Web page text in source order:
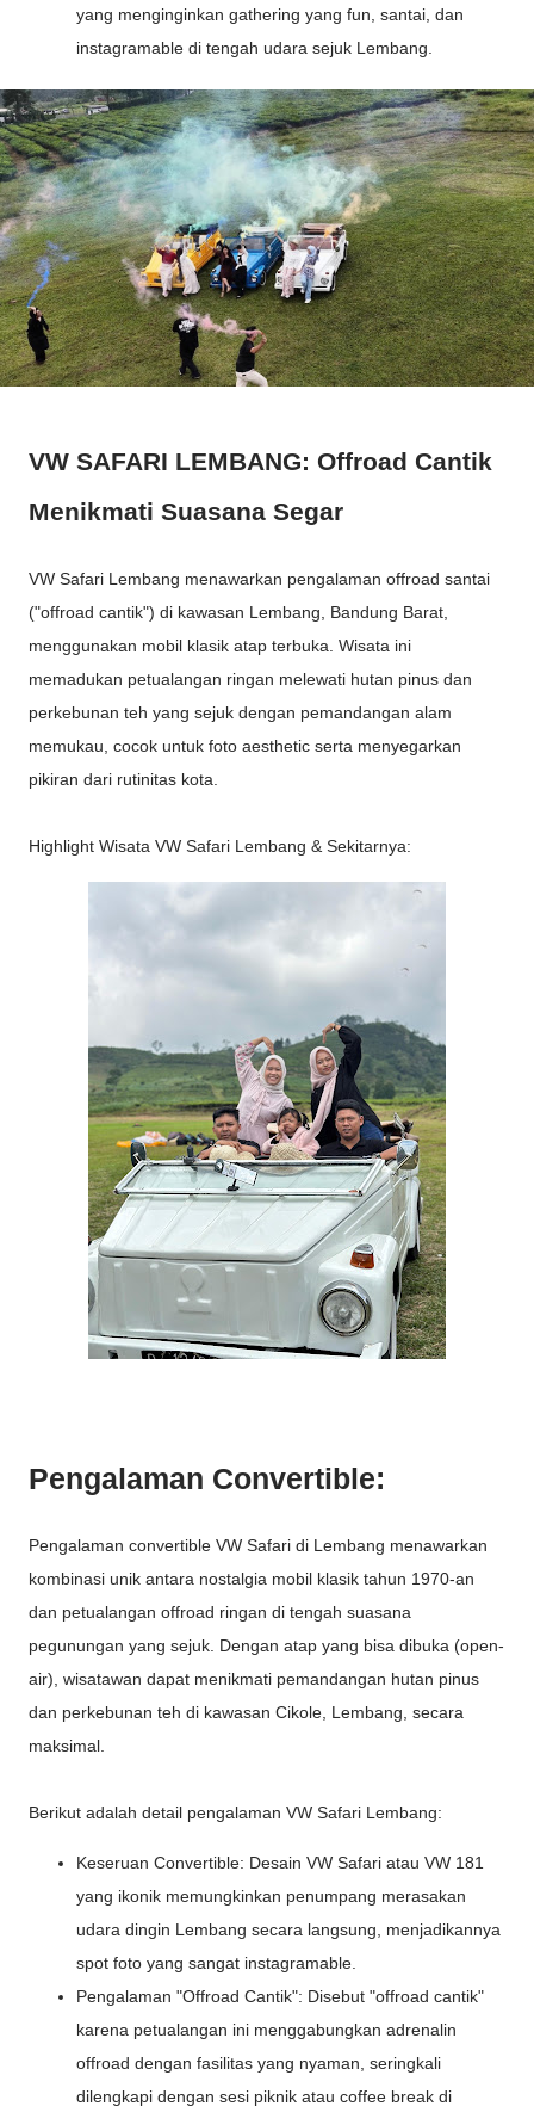
yang menginginkan gathering yang fun, santai, dan
instagramable di tengah udara sejuk Lembang.
VW SAFARI LEMBANG: Offroad Cantik
Menikmati Suasana Segar
VW Safari Lembang menawarkan pengalaman offroad santai
("offroad cantik") di kawasan Lembang, Bandung Barat,
menggunakan mobil klasik atap terbuka. Wisata ini
memadukan petualangan ringan melewati hutan pinus dan
perkebunan teh yang sejuk dengan pemandangan alam
memukau, cocok untuk foto aesthetic serta menyegarkan
pikiran dari rutinitas kota.
Highlight Wisata VW Safari Lembang & Sekitarnya:
Pengalaman Convertible:
Pengalaman convertible VW Safari di Lembang menawarkan
kombinasi unik antara nostalgia mobil klasik tahun 1970-an
dan petualangan offroad ringan di tengah suasana
pegunungan yang sejuk. Dengan atap yang bisa dibuka (open-
air), wisatawan dapat menikmati pemandangan hutan pinus
dan perkebunan teh di kawasan Cikole, Lembang, secara
maksimal.
Berikut adalah detail pengalaman VW Safari Lembang:
Keseruan Convertible: Desain VW Safari atau VW 181
yang ikonik memungkinkan penumpang merasakan
udara dingin Lembang secara langsung, menjadikannya
spot foto yang sangat instagramable.
Pengalaman "Offroad Cantik": Disebut "offroad cantik"
karena petualangan ini menggabungkan adrenalin
offroad dengan fasilitas yang nyaman, seringkali
dilengkapi dengan sesi piknik atau coffee break di